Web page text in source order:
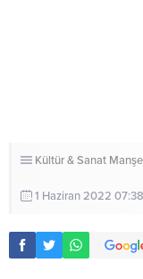
Kültür & Sanat
1 Haziran 2022 07:38